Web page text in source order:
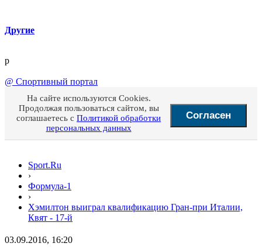
Другие
p
@ Спортивный портал
На сайте используются Cookies.
Продолжая пользоваться сайтом, вы
соглашаетесь с Политикой обработки
персональных данных
Согласен
Sport.Ru
›
Формула-1
›
Хэмилтон выиграл квалификацию Гран-при Италии,
Квят - 17-й
03.09.2016, 16:20